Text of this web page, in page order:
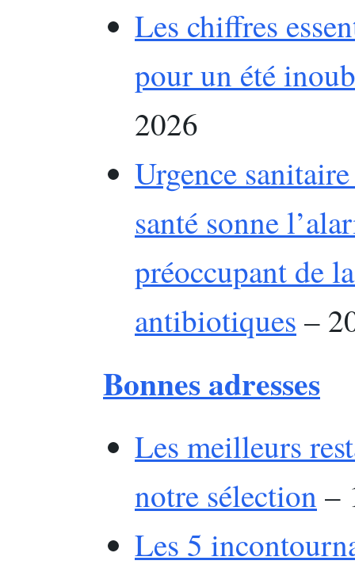
Les chiffres
pour un été
2026
Urgence
santé sonne
préoccupant de
antibiotiques –
Bonnes adresses
Les meilleurs
notre sélection –
Les 5